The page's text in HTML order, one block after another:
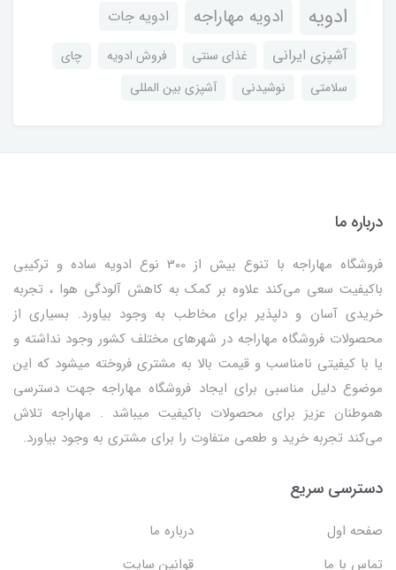
ادویه ادویه مهاراجه
ادویه جات
آشپزی ایرانی
غذای سنتی فروش ادویه
چای
سلامتی
نوشیدنی آشپزی بین المللی
درباره ما
فروشگاه مهاراجه با تنوع بیش از 300 نوع ادویه ساده و ترکیبی
باکیفیت سعی می‌کند علاوه بر کمک به کاهش آلودگی هوا ، تجربه
خریدی آسان و دلپذیر برای مخاطب به وجود بیاورد. بسیاری از
محصولات فروشگاه مهاراجه در شهرهای مختلف کشور وجود نداشته و
یا با کیفیتی نامناسب و قیمت بالا به مشتری فروخته میشود که این
موضوع دلیل مناسبی برای ایجاد فروشگاه مهاراجه جهت دسترسی
هموطنان عزیز برای محصولات باکیفیت میباشد . مهاراجه تلاش
می‌کند تجربه خرید و طعمی متفاوت را برای مشتری به وجود بیاورد.
دسترسی سریع
صفحه اول
درباره ما
تماس با ما
قوانین سایت